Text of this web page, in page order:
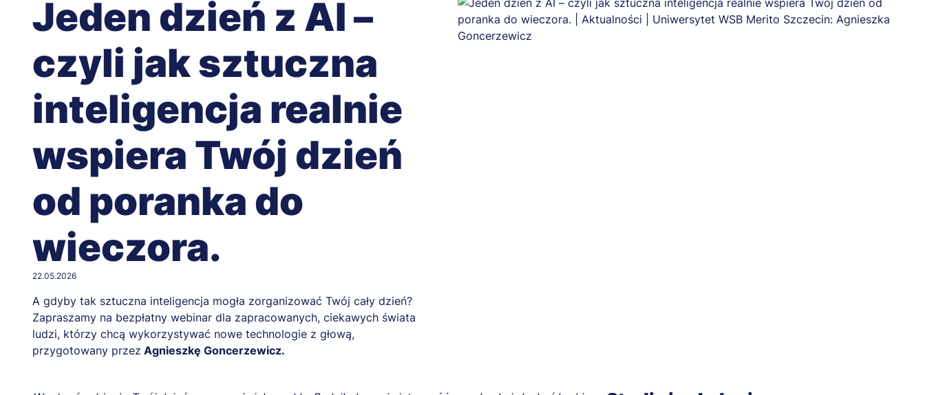
Jeden dzień z AI –
czyli jak sztuczna
inteligencja realnie
wspiera Twój dzień
od poranka do
wieczora.
22.05.2026
A gdyby tak sztuczna inteligencja mogła zorganizować Twój cały dzień?
Zapraszamy na bezpłatny webinar dla zapracowanych, ciekawych świata
ludzi, którzy chcą wykorzystywać nowe technologie z głową,
przygotowany przez Agnieszkę Goncerzewicz.